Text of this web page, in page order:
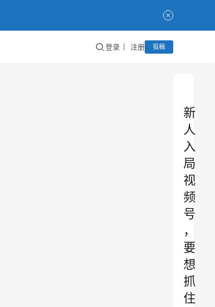
登录 注册 投稿
新
人
入
局
视
频
号
，
要
想
抓
住